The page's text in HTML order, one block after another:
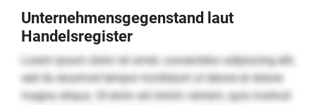
Unternehmensgegenstand laut
Handelsregister
Lorem ipsum dolor sit amet, consectetur adipiscing elit,
sed do eiusmod tempor incididunt ut labore et dolore
magna aliqua. Ut enim ad minim veniam, quis nostrud